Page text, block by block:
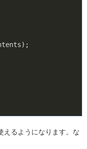
えるようになります。な